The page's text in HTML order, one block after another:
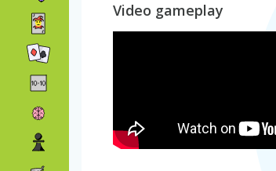
Video gameplay